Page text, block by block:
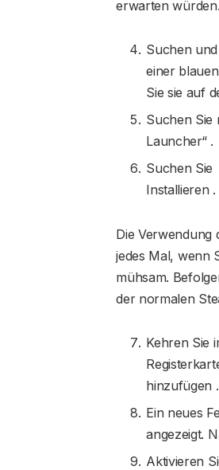
erwarten würden.
Suchen
einer
Sie sie auf
Suchen Sie
Launcher“ .
Suchen
Installieren .
Die Verwendung
jedes Mal, wenn
mühsam.
der normalen
Kehren Sie
hinzufügen
Ein neues
angezeigt.
Aktivieren